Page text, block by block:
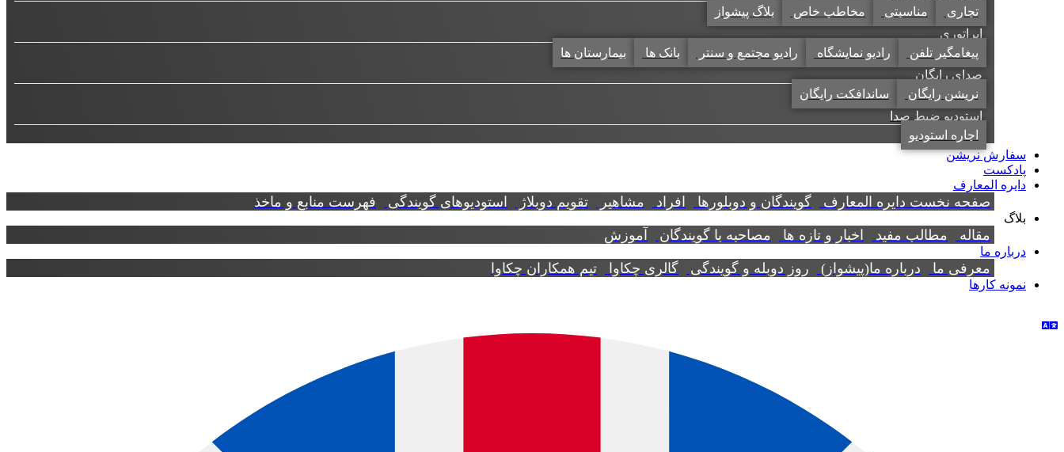
تجاری
مناسبتی مخاطب خاص
بلاگ پیشواز
اپراتوری
پیغامگیر تلفن
رادیو نمایشگاه رادیو مجتمع و سنتر بانک ها
بیمارستان ها
صدای رایگان
نریشن رایگان
ساندافکت رایگان
استودیو ضبط صدا
اجاره استودیو
سفارش نریشن
پادکست
دایره المعارف
صفحه نخست دایره المعارف گویندگان و دوبلورها افراد مشاهیر تقویم دوبلاژ استودیوهای گویندگی فهرست منابع و ماخذ
بلاگ
مقاله مطالب مفید اخبار و تازه ها مصاحبه با گویندگان آموزش
درباره ما
معرفی ما درباره ما(پیشواز) روز دوبله و گویندگی گالری چکاوا تیم همکاران چکاوا
نمونه کارها